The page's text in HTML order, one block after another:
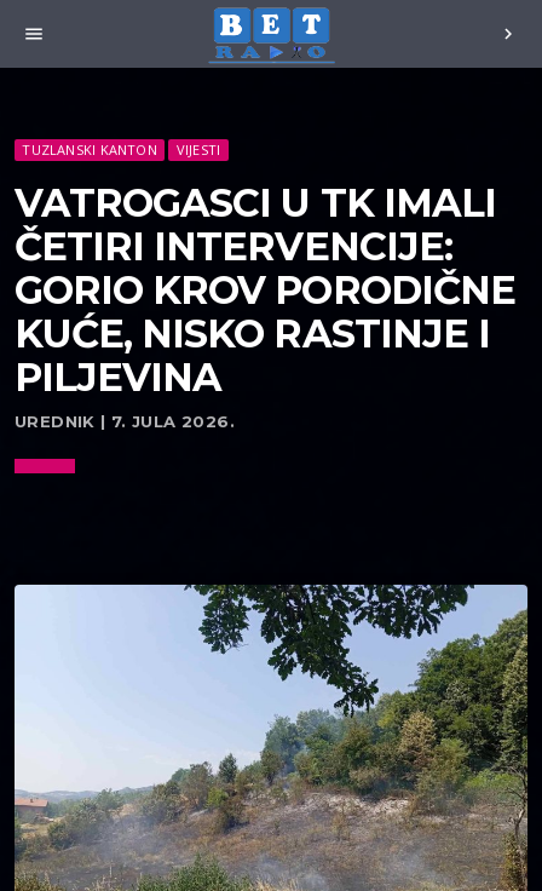
menu chevron_right
TUZLANSKI KANTON VIJESTI
VATROGASCI U TK IMALI
ČETIRI INTERVENCIJE:
GORIO KROV PORODIČNE
KUĆE, NISKO RASTINJE I
PILJEVINA
UREDNIK | 7. JULA 2026.